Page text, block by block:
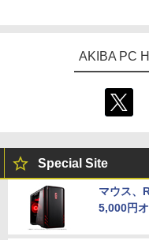
AKIBA PC
Special Site
マウス、
5,000円